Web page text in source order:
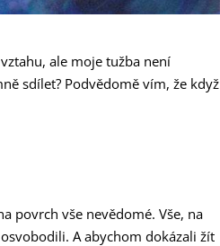
ale moje tužba není
sdílet? Podvědomě vím, že když
povrch vše nevědomé. Vše, na
A abychom dokázali žít